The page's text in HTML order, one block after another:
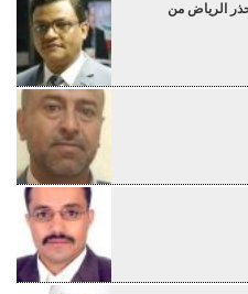
الرياض من